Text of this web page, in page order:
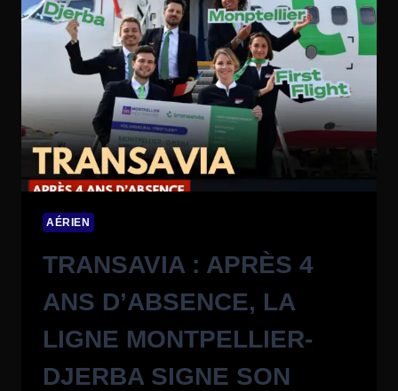
AÉRIEN
TRANSAVIA : APRÈS 4
ANS D’ABSENCE, LA
LIGNE MONTPELLIER-
DJERBA SIGNE SON